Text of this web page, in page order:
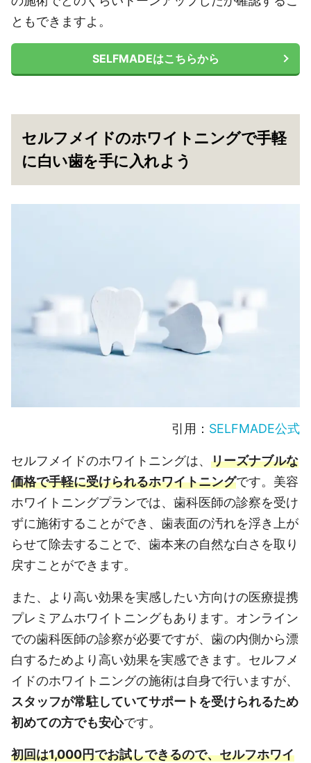
ともできますよ。
SELFMADEはこちらから
セルフメイドのホワイトニングで手軽
に白い歯を手に入れよう
引用： SELFMADE公式
セルフメイドのホワイトニングは、 リーズナブルな
価格で手軽に受けられるホワイトニングです。 美容
ホワイトニングプランでは、歯科医師の診察を受け
ずに施術することができ、歯表面の汚れを浮き上が
らせて除去することで、歯本来の自然な白さを取り
戻すことができます。
また、より高い効果を実感したい方向けの医療提携
プレミアムホワイトニングもあります。オンライン
での歯科医師の診察が必要ですが、歯の内側から漂
白するためより高い効果を実感できます。 セルフメ
イドのホワイトニングの施術は自身で行いますが、
スタッフが常駐していてサポートを受けられるため
初めての方でも安心です。
初回は1,000円でお試しできるので、セルフホワイ